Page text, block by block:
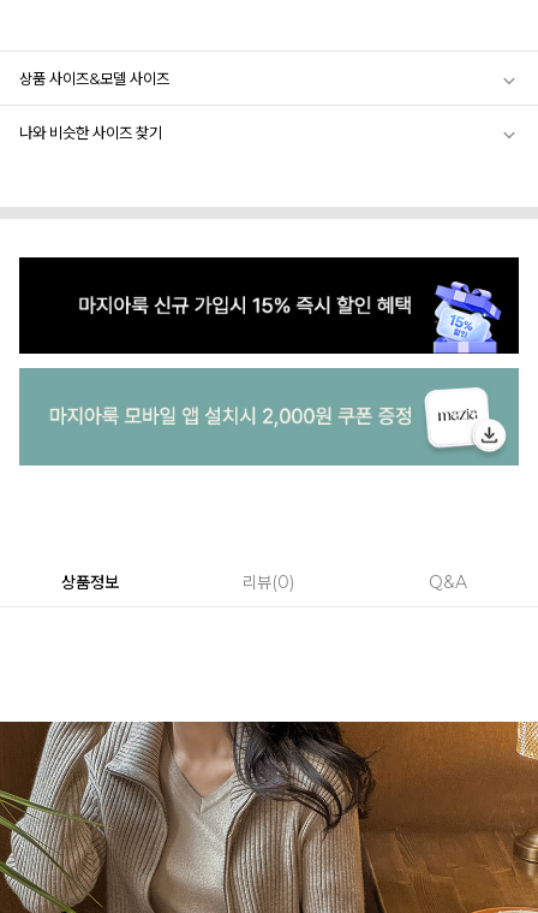
상품 사이즈&모델 사이즈
나와 비슷한 사이즈 찾기
상품정보 리뷰 0 Q&A